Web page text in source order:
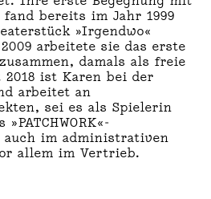
fand bereits im Jahr 1999
»Irgendwo«
arbeitete sie das erste
damals als freie
ist Karen bei der
arbeitet an
sei es als Spielerin
»PATCHWORK«-
auch im administrativen
allem im Vertrieb.